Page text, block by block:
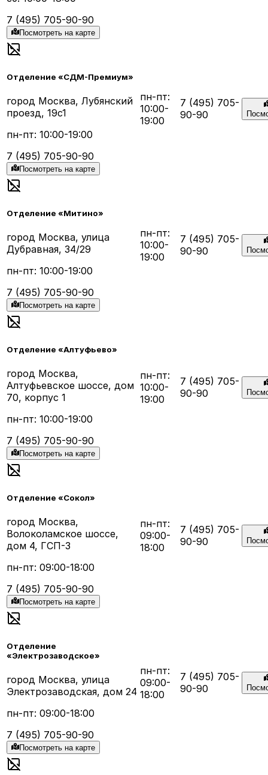
7 (495) 705-90-90
Посмотреть на карте
Отделение «СДМ-Премиум»
город Москва, Лубянский
проезд, 19с1
пн-пт: 10:00-19:00
7 (495) 705-90-90
Посмотреть на карте
пн-пт:
10:00-
19:00
7 (495) 705-
90-90
Отделение «Митино»
город Москва, улица
Дубравная, 34/29
пн-пт: 10:00-19:00
7 (495) 705-90-90
Посмотреть на карте
пн-пт:
10:00-
19:00
7 (495) 705-
90-90
Отделение «Алтуфьево»
город Москва,
Алтуфьевское шоссе, дом
70, корпус 1
пн-пт: 10:00-19:00
7 (495) 705-90-90
Посмотреть на карте
пн-пт:
10:00-
19:00
7 (495) 705-
90-90
Отделение «Сокол»
город Москва,
Волоколамское шоссе,
дом 4, ГСП-3
пн-пт: 09:00-18:00
7 (495) 705-90-90
Посмотреть на карте
пн-пт:
09:00-
18:00
7 (495) 705-
90-90
Отделение
«Электрозаводское»
город Москва, улица
Электрозаводская, дом 24
пн-пт: 09:00-18:00
7 (495) 705-90-90
Посмотреть на карте
пн-пт:
09:00-
18:00
7 (495) 705-
90-90